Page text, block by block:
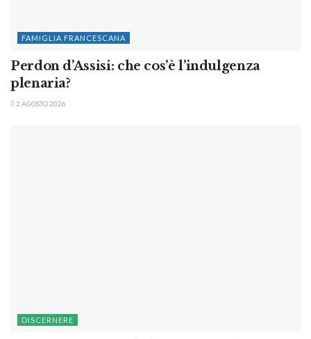
FAMIGLIA FRANCESCANA
Perdon d’Assisi: che cos’è l’indulgenza
plenaria?
2 AGOSTO 2026
DISCERNERE